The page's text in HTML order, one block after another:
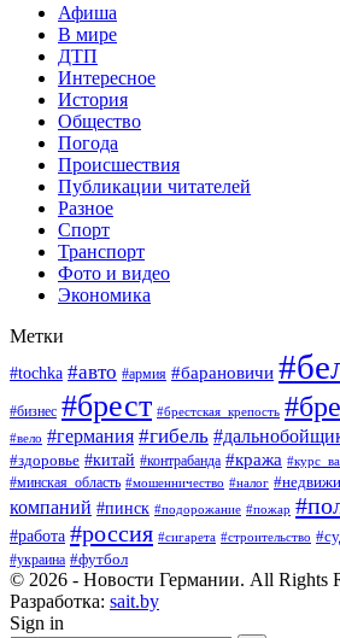
Афиша
В мире
ДТП
Интересное
История
Общество
Погода
Происшествия
Публикации читателей
Разное
Спорт
Транспорт
Фото и видео
Экономика
Метки
#tochka #авто #армия #барановичи
#бизнес #брест #брестская_крепость
#вело #германия #гибель
#здоровье #китай #контрабанда #кража
#минская_область #мошенничество #налог
компаний #пинск #подорожание #пожар
#работа #россия #сигарета #строительство
#украина #футбол
© 2026 - Новости Германии. All Rights
Разработка: sait.by
Sign in